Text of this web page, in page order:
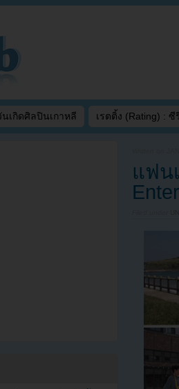
นเกิดศิลปินเกาหลี เรตติ้ง (Rating) : ซี
แฟน